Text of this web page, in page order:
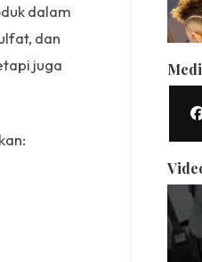
dalam
dan
juga